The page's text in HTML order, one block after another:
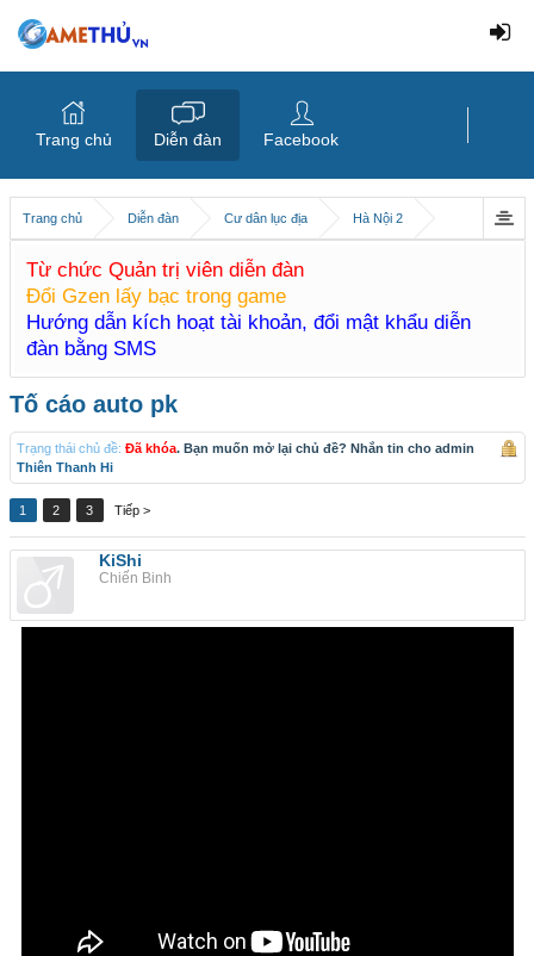
Trang chủ Diễn đàn Cư dân lục địa Hà Nội 2
Từ chức Quản trị viên diễn đàn
Đổi Gzen lấy bạc trong game
Hướng dẫn kích hoạt tài khoản, đổi mật khẩu diễn
đàn bằng SMS
Tố cáo auto pk
Trạng thái chủ đề: Đã khóa. Bạn muốn mở lại chủ đề? Nhắn tin cho admin
Thiên Thanh Hi
1 2 3 Tiếp >
KiShi
Chiến Binh
Trang chủ Diễn đàn Facebook